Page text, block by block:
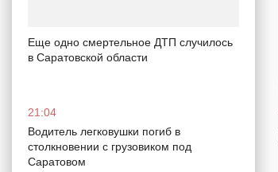
Еще одно смертельное ДТП случилось
в Саратовской области
21:04
Водитель легковушки погиб в
столкновении с грузовиком под
Саратовом